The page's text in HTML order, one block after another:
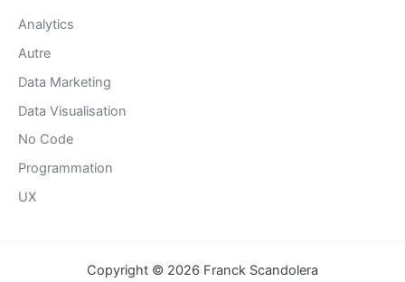
Analytics
Autre
Data Marketing
Data Visualisation
No Code
Programmation
UX
Copyright © 2026 Franck Scandolera